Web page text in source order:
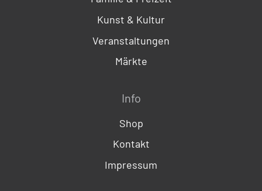
Kunst & Kultur
Veranstaltungen
Märkte
Info
Shop
Kontakt
Impressum